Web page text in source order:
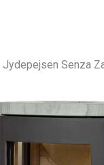
Jydepejsen Senza